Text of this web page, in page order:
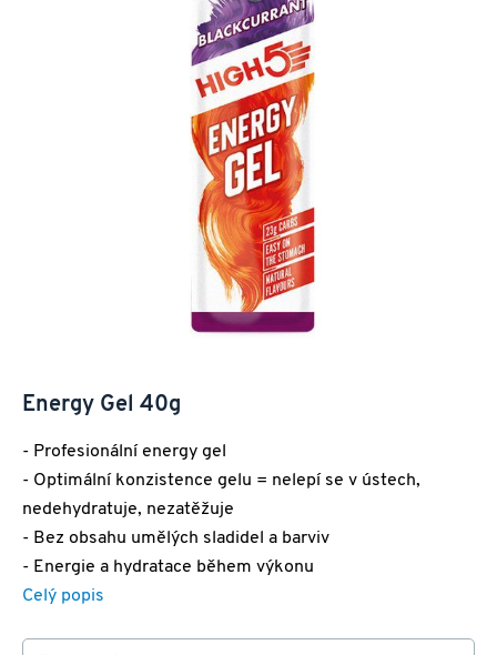
Energy Gel 40g
- Profesionální energy gel
- Optimální konzistence gelu = nelepí se v ústech,
nedehydratuje, nezatěžuje
- Bez obsahu umělých sladidel a barviv
- Energie a hydratace během výkonu
Celý popis